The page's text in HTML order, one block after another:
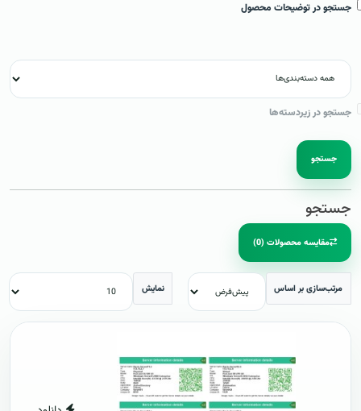
جستجو در توضیحات محصول
جستجو در زیردسته‌ها
جستجو
جستجو
مقایسه محصولات (0)
مرتب‌سازی بر اساس نمایش